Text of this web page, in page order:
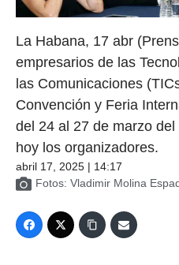
La Habana, 17 abr
empresarios de las
las Comunicaciones
Convención y Feria
del 24 al 27 de marzo
hoy los organizadores.
abril 17, 2025 | 14:17
Fotos: Vladimir Molina